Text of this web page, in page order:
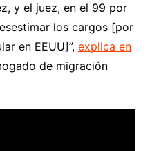
y el juez, en el 99 por
los cargos [por
en EEUU]”, explica en
de migración